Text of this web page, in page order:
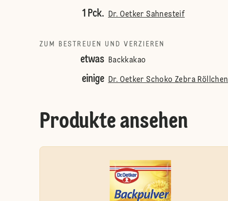
1 Pck. Dr. Oetker Sahnesteif
ZUM BESTREUEN UND VERZIEREN
etwas Backkakao
einige Dr. Oetker Schoko Zebra Röllchen
Produkte ansehen